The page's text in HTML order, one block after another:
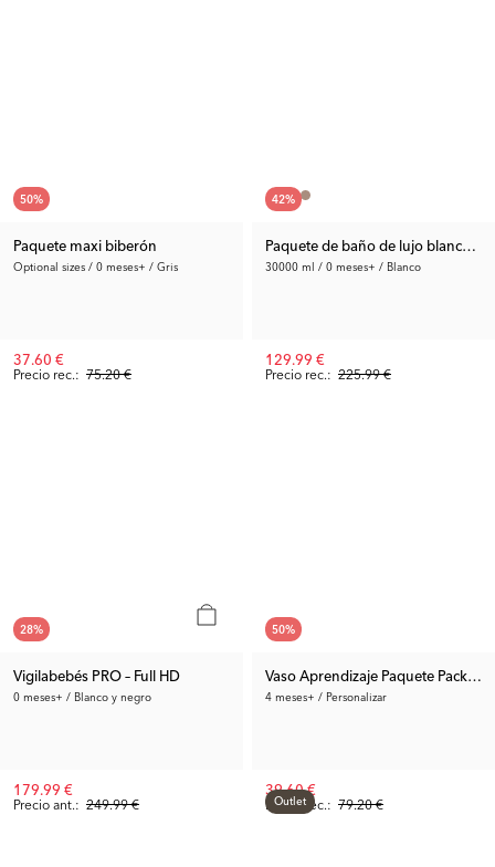
50%
Paquete maxi biberón
Optional sizes / 0 meses+ / Gris
Precio rec.: 75.20 €
37.60 €
42%
Paquete de baño de lujo blanco -
30000 ml / 0 meses+ / Blanco
Precio rec.: 225.99 €
129.99 €
28%
Vigilabebés PRO – Full HD
0 meses+ / Blanco y negro
Precio ant.: 249.99 €
179.99 €
50%
Vaso Aprendizaje Paquete Pack de
4 meses+ / Personalizar
Precio rec.: 79.20 €
39.60 €
Outlet